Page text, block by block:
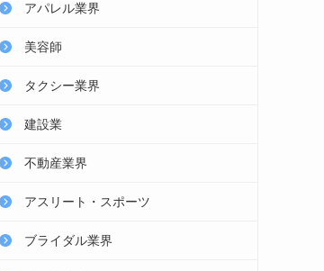
アパレル業界
美容師
タクシー業界
建設業
不動産業界
アスリート・スポーツ
ブライダル業界